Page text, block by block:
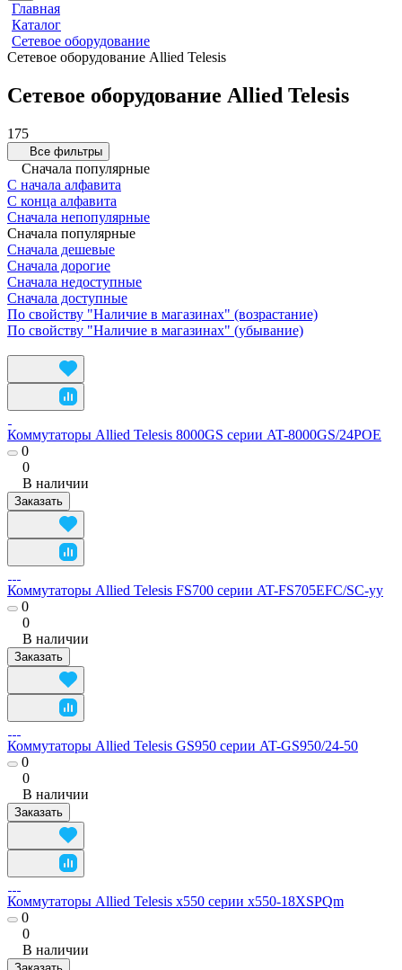
Главная
Каталог
Сетевое оборудование
Сетевое оборудование Allied Telesis
Сетевое оборудование Allied Telesis
175
Все фильтры
Сначала популярные
С начала алфавита
С конца алфавита
Сначала непопулярные
Сначала популярные
Сначала дешевые
Сначала дорогие
Сначала недоступные
Сначала доступные
По свойству "Наличие в магазинах" (возрастание)
По свойству "Наличие в магазинах" (убывание)
Коммутаторы Allied Telesis 8000GS серии AT-8000GS/24POE
0
0
В наличии
Заказать
Коммутаторы Allied Telesis FS700 серии AT-FS705EFC/SC-yy
0
0
В наличии
Заказать
Коммутаторы Allied Telesis GS950 серии AT-GS950/24-50
0
0
В наличии
Заказать
Коммутаторы Allied Telesis x550 серии x550-18XSPQm
0
0
В наличии